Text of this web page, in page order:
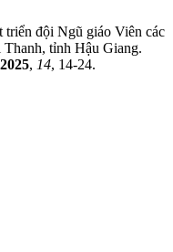
triển đội Ngũ giáo Viên các
tỉnh Hậu Giang.
2025, 14, 14-24.